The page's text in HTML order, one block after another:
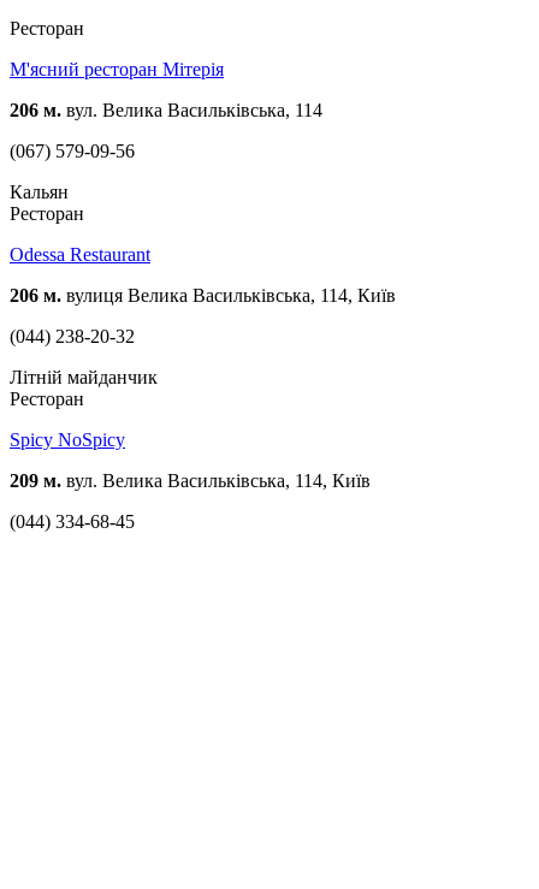
Ресторан
М'ясний ресторан Мітерія
206 м. вул. Велика Васильківська, 114
(067) 579-09-56
Кальян
Ресторан
Odessa Restaurant
206 м. вулиця Велика Васильківська, 114, Київ
(044) 238-20-32
Літній майданчик
Ресторан
Spicy NoSpicy
209 м. вул. Велика Васильківська, 114, Київ
(044) 334-68-45